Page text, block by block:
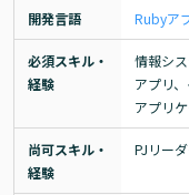
開発言語 Rubyア
必須スキル・
経験
情報シ
アプリ
アプリ
尚可スキル・
経験
PJリー